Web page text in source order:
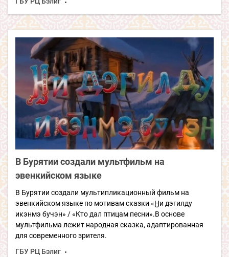
В Бурятии создали мультфильм на
эвенкийском языке
В Бурятии создали мультипликационный фильм на
эвенкийском языке по мотивам сказки «Ӈи дэгилду
икэнмэ бучэн» / «Кто дал птицам песни».В основе
мультфильма лежит народная сказка, адаптированная
для современного зрителя.
ГБУ РЦ Бэлиг